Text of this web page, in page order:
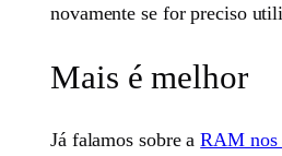
novamente se for preciso
Mais é melhor
Já falamos sobre aRAM nos